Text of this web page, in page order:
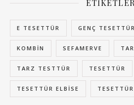
ETIKETLER
E TESETTÜR GENÇ TESETTÜR
KOMBIN SEFAMERVE
TARZ TESTTÜR TESETTÜR
TESETTÜR ELBISE